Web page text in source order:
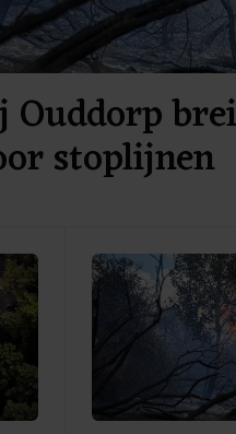
stoplijnen